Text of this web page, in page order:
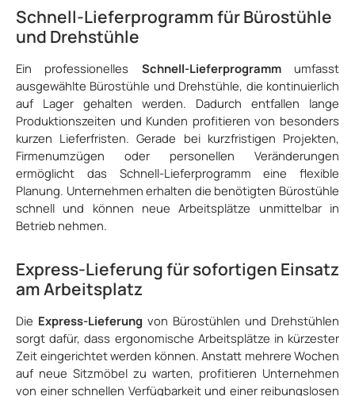
Schnell-Lieferprogramm für Bürostühle
und Drehstühle
Ein professionelles Schnell-Lieferprogrammumfasst
ausgewählte Bürostühle und Drehstühle, die kontinuierlich
auf Lager gehalten werden. Dadurch entfallen lange
Produktionszeiten und Kunden profitieren von besonders
kurzen Lieferfristen. Gerade bei kurzfristigen Projekten,
Firmenumzügen oder personellen Veränderungen
ermöglicht das Schnell-Lieferprogramm eine flexible
Planung. Unternehmen erhalten die benötigten Bürostühle
schnell und können neue Arbeitsplätze unmittelbar in
Betrieb nehmen.
Express-Lieferung für sofortigen Einsatz
am Arbeitsplatz
Die Express-Lieferung von Bürostühlen und Drehstühlen
sorgt dafür, dass ergonomische Arbeitsplätze in kürzester
Zeit eingerichtet werden können. Anstatt mehrere Wochen
auf neue Sitzmöbel zu warten, profitieren Unternehmen
von einer schnellen Verfügbarkeit und einer reibungslosen